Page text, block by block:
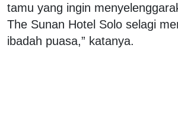
tamu yang ingin
The Sunan Hotel Solo selagi
ibadah puasa,” katanya.